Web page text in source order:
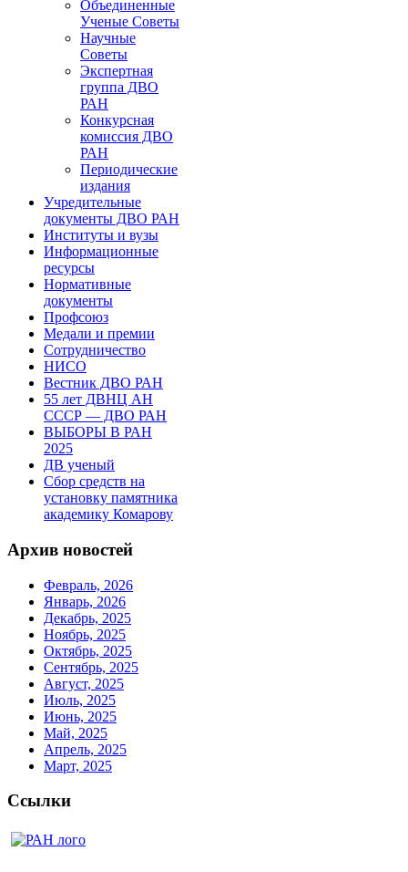
Объединенные
Ученые Советы
Научные
Советы
Экспертная
группа ДВО
РАН
Конкурсная
комиссия ДВО
РАН
Периодические
издания
Учредительные
документы ДВО РАН
Институты и вузы
Информационные
ресурсы
Нормативные
документы
Профсоюз
Медали и премии
Сотрудничество
НИСО
Вестник ДВО РАН
55 лет ДВНЦ АН
СССР — ДВО РАН
ВЫБОРЫ В РАН
2025
ДВ ученый
Сбор средств на
установку памятника
академику Комарову
Архив новостей
Февраль, 2026
Январь, 2026
Декабрь, 2025
Ноябрь, 2025
Октябрь, 2025
Сентябрь, 2025
Август, 2025
Июль, 2025
Июнь, 2025
Май, 2025
Апрель, 2025
Март, 2025
Ссылки